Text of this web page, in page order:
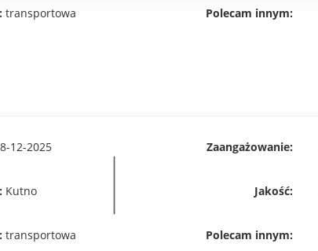
transportowa Polecam innym:
12-2025 Zaangażowanie:
Kutno Jakość:
transportowa Polecam innym: